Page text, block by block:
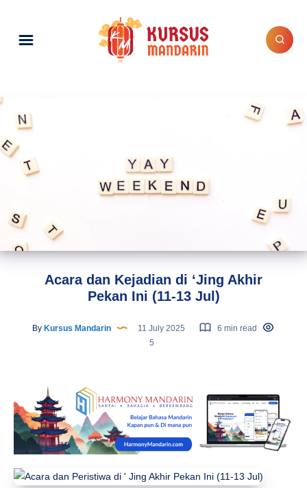
Acara dan Kejadian di ‘Jing Akhir
Pekan Ini (11-13 Jul)
ByKursus Mandarin 11 July 2025
6 min read
5